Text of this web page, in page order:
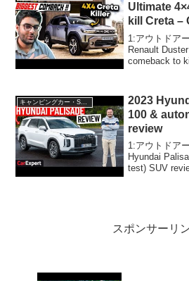
Ultimate
kill Creta –
Details
1:アウトドア
Renault
comeback to
2023
100 &
review
1:アウトドア
Hyundai
test) SUV
スポンサーリ